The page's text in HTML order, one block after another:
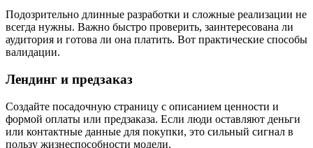
Подозрительно длинные разработки и сложные реализации не
всегда нужны. Важно быстро проверить, заинтересована ли
аудитория и готова ли она платить. Вот практические способы
валидации.
Лендинг и предзаказ
Создайте посадочную страницу с описанием ценности и
формой оплаты или предзаказа. Если люди оставляют деньги
или контактные данные для покупки, это сильный сигнал в
пользу жизнеспособности модели.